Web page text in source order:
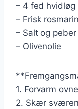
– 4 fed hvidløg
– Frisk
– Salt og peber
– Olivenolie
1. Forvarm
2. Skær